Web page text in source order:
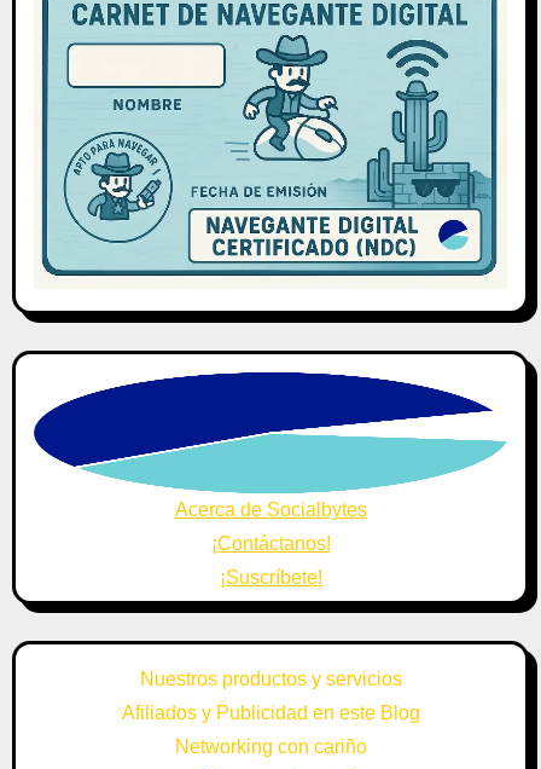
Acerca de Socialbytes
¡Contáctanos!
¡Suscríbete!
Nuestros productos y servicios
Afiliados y Publicidad en este Blog
Networking con cariño